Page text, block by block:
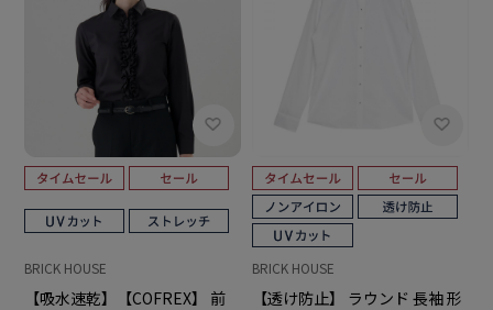
BRICK HOUSE
【吸水速乾】【COFREX】 前
BRICK HOUSE
【透け防止】 ラウンド 長袖 形